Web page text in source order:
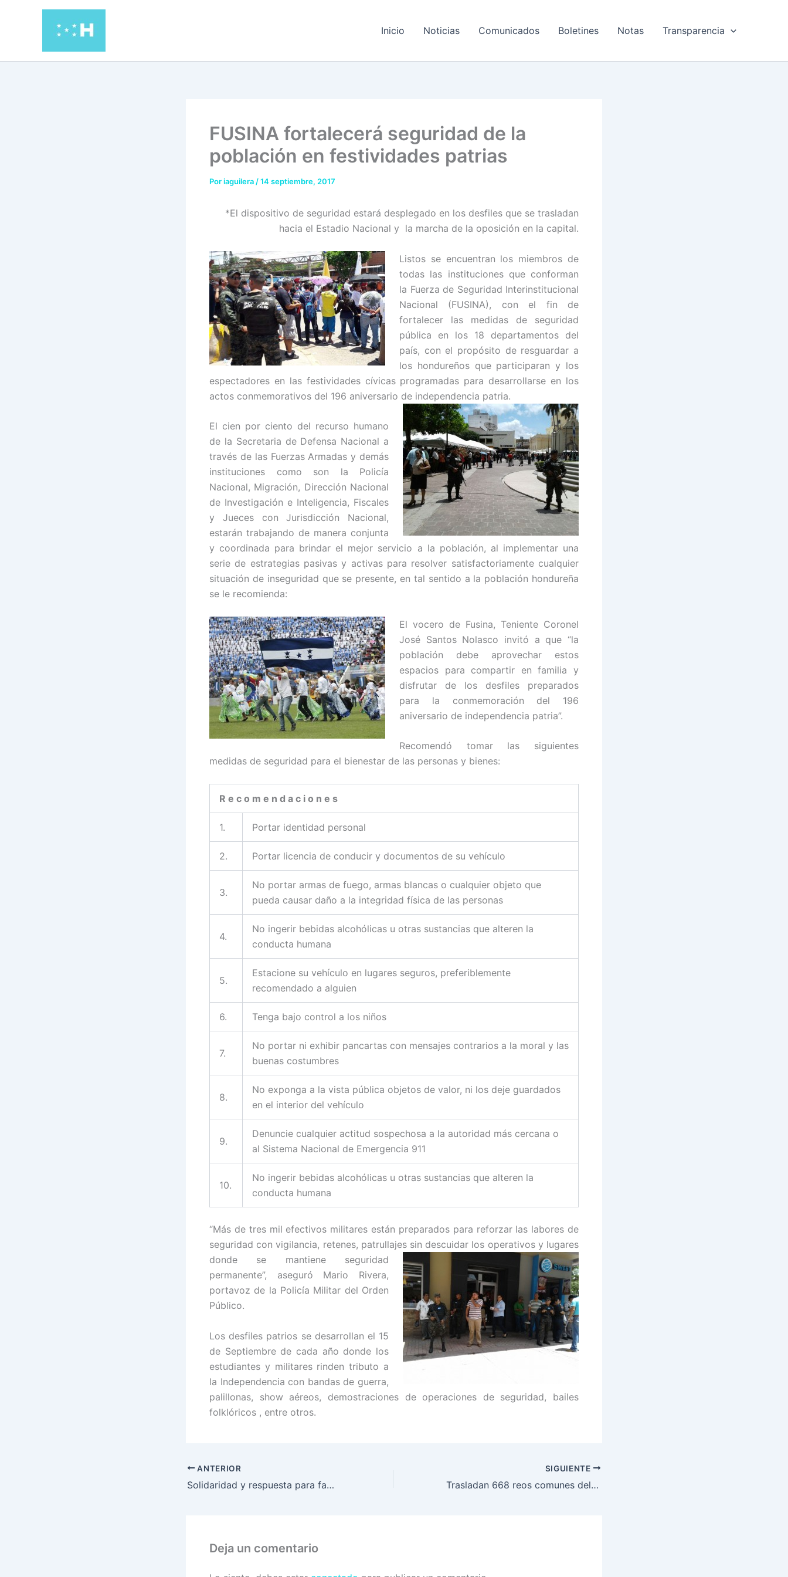
Inicio Noticias Comunicados Boletines Notas Transparencia
FUSINA fortalecerá seguridad de la
población en festividades patrias
Poriaguilera /14 septiembre, 2017
*El dispositivo de seguridad estará desplegado en los desfiles que se trasladan
hacia el Estadio Nacional y la marcha de la oposición en la capital.
Listos se encuentran los miembros de
todas las instituciones que conforman
la Fuerza de Seguridad Interinstitucional
Nacional (FUSINA), con el fin de
fortalecer las medidas de seguridad
pública en los 18 departamentos del
país, con el propósito de resguardar a
los hondureños que participaran y los
espectadores en las festividades cívicas programadas para desarrollarse en los
actos conmemorativos del 196 aniversario de independencia patria.
El cien por ciento del recurso humano
de la Secretaria de Defensa Nacional a
través de las Fuerzas Armadas y demás
instituciones como son la Policía
Nacional, Migración, Dirección Nacional
de Investigación e Inteligencia, Fiscales
y Jueces con Jurisdicción Nacional,
estarán trabajando de manera conjunta
y coordinada para brindar el mejor servicio a la población, al implementar una
serie de estrategias pasivas y activas para resolver satisfactoriamente cualquier
situación de inseguridad que se presente, en tal sentido a la población hondureña
se le recomienda:
El vocero de Fusina, Teniente Coronel
José Santos Nolasco invitó a que “la
población debe aprovechar estos
espacios para compartir en familia y
disfrutar de los desfiles preparados
para la conmemoración del 196
aniversario de independencia patria”.
Recomendó tomar las siguientes
medidas de seguridad para el bienestar de las personas y bienes:
R e c o m e n d a c i o n e s
1. Portar identidad personal
2. Portar licencia de conducir y documentos de su vehículo
3.
No portar armas de fuego, armas blancas o cualquier objeto que
pueda causar daño a la integridad física de las personas
4.
No ingerir bebidas alcohólicas u otras sustancias que alteren la
conducta humana
5.
Estacione su vehículo en lugares seguros, preferiblemente
recomendado a alguien
6. Tenga bajo control a los niños
7.
No portar ni exhibir pancartas con mensajes contrarios a la moral y las
buenas costumbres
8.
No exponga a la vista pública objetos de valor, ni los deje guardados
en el interior del vehículo
9.
Denuncie cualquier actitud sospechosa a la autoridad más cercana o
al Sistema Nacional de Emergencia 911
10.
No ingerir bebidas alcohólicas u otras sustancias que alteren la
conducta humana
“Más de tres mil efectivos militares están preparados para reforzar las labores de
seguridad con vigilancia, retenes, patrullajessin descuidar los operativos y lugares
donde se mantiene seguridad
permanente”, aseguró Mario Rivera,
portavoz de la Policía Militar del Orden
Público.
Los desfiles patrios se desarrollan el 15
de Septiembre de cada año donde los
estudiantes y militares rinden tributo a
la Independencia con bandas de guerra,
palillonas, show aéreos, demostraciones de operaciones de seguridad, bailes
folklóricos , entre otros.
ANTERIOR
Solidaridad y respuesta para familia misquita
SIGUIENTE
Trasladan 668 reos comunes del Penal de San Pedro Sula a diferentes cárceles del país.
Deja un comentario